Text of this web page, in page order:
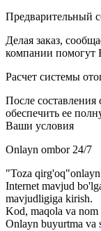
Предварительный
Делая заказ,
компании помогут
Расчет системы
После
обеспечить ее
Ваши условия
Onlayn ombor 24/7
"Toza
Internet mavjud
mavjudligiga kirish.
Kod, maqola va
Onlayn buyurtma va